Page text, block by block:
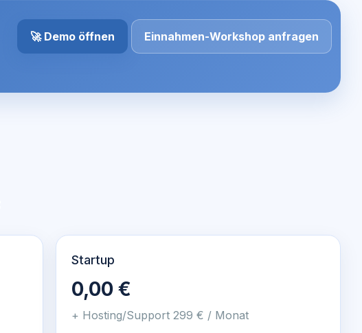
🚀 Demo öffnen Einnahmen-Workshop anfragen
Startup
0,00 €
+ Hosting/Support 299 € / Monat